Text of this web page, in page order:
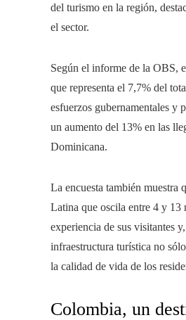
del turismo en la región,
el sector.
Según el informe de la OBS,
que representa el 7,7% del
esfuerzos gubernamentales y
un aumento del 13% en las
Dominicana.
La encuesta también muestra
Latina que oscila entre 4 y 13
experiencia de sus visitantes
infraestructura turística no
la calidad de vida de los
Colombia, un